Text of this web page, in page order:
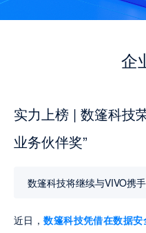
企
实力上榜 | 数篷科技
业务伙伴奖”
数篷科技将继续与VIVO携手
近日，数篷科技凭借在数据